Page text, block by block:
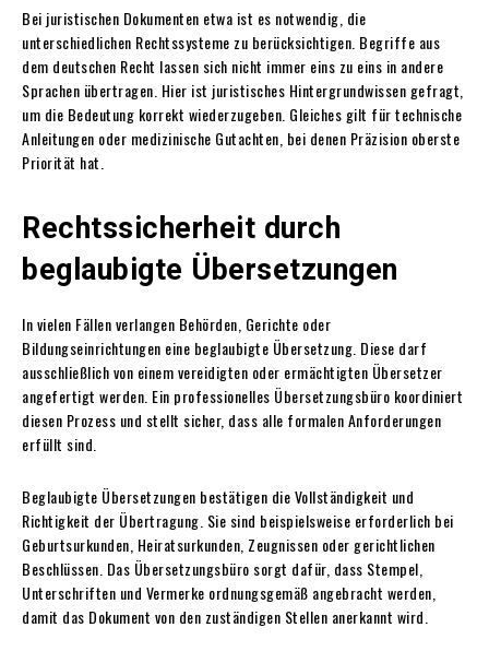
Bei juristischen Dokumenten etwa ist es notwendig, die
unterschiedlichen Rechtssysteme zu berücksichtigen. Begriffe aus
dem deutschen Recht lassen sich nicht immer eins zu eins in andere
Sprachen übertragen. Hier ist juristisches Hintergrundwissen gefragt,
um die Bedeutung korrekt wiederzugeben. Gleiches gilt für technische
Anleitungen oder medizinische Gutachten, bei denen Präzision oberste
Priorität hat.
Rechtssicherheit durch
beglaubigte Übersetzungen
In vielen Fällen verlangen Behörden, Gerichte oder
Bildungseinrichtungen eine beglaubigte Übersetzung. Diese darf
ausschließlich von einem vereidigten oder ermächtigten Übersetzer
angefertigt werden. Ein professionelles Übersetzungsbüro koordiniert
diesen Prozess und stellt sicher, dass alle formalen Anforderungen
erfüllt sind.
Beglaubigte Übersetzungen bestätigen die Vollständigkeit und
Richtigkeit der Übertragung. Sie sind beispielsweise erforderlich bei
Geburtsurkunden, Heiratsurkunden, Zeugnissen oder gerichtlichen
Beschlüssen. Das Übersetzungsbüro sorgt dafür, dass Stempel,
Unterschriften und Vermerke ordnungsgemäß angebracht werden,
damit das Dokument von den zuständigen Stellen anerkannt wird.